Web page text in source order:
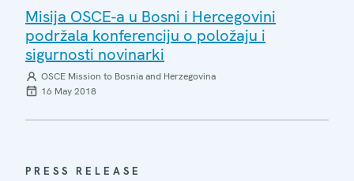
Misija OSCE-a u Bosni i Hercegovini
podržala konferenciju o položaju i
sigurnosti novinarki
OSCE Mission to Bosnia and Herzegovina
16 May 2018
PRESS RELEASE